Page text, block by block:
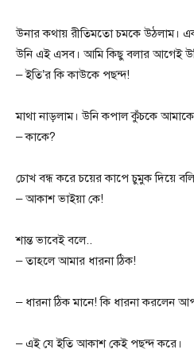
উনার কথায় রীতিমতো চমকে উঠলাম।
উনি এই এসব। আমি কিছু বলার আগেই
– ইতি’র‌ কি কাউকে পছন্দ!
মাথা নাড়লাম। উনি কপাল কুঁচকে
– কাকে?
চোখ বন্ধ করে চয়ের কাপে চুমুক দিয়ে
– আকাশ ভাইয়া কে!
শান্ত ভাবেই বলে..
– তাহলে আমার ধারনা ঠিক!
– ধারনা ঠিক মানে! কি ধারনা করলেন
– এই যে ইতি আকাশ কেই পছন্দ করে।